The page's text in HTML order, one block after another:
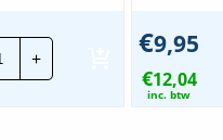
+ €9,95
€12,04
inc. btw